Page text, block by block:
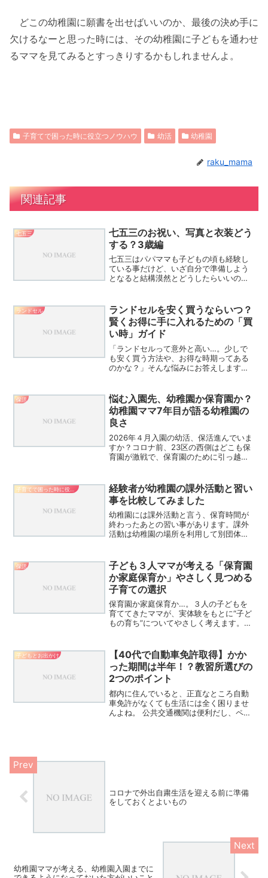
どこの幼稚園に願書を出せばいいのか、最後の決め手に
欠けるなーと思った時には、その幼稚園に子どもを通わせ
るママを見てみるとすっきりするかもしれませんよ。
子育てで困った時に役立つノウハウ 幼活 幼稚園
raku_mama
関連記事
七五三
七五三のお祝い、写真と衣装どう
する？3歳編
七五三はパパママも子どもの頃も経験し
ている事だけど、いざ自分で準備しよう
となると結構漠然とどうしたらいいのか
です。お金をかけたらいいかと言うとそ
うでもないのが主役が3...
ランドセル
ランドセルを安く買うならいつ？
賢くお得に手に入れるための「買
い時」ガイド
「ランドセルって意外と高い…。少しで
も安く買う方法や、お得な時期ってある
のかな？」そんな悩みにお答えします。
法最大半額も！「アウトレット」を狙う
時期とおすすめメーカー...
保活
悩む入園先、幼稚園か保育園か？
幼稚園ママ7年目が語る幼稚園の
良さ
2026年４月入園の幼活、保活進んでいま
すか？コロナ前、23区の西側はどこも保
育園が激戦で、保育園のために引っ越す
園に入れる時代がやってきました。社会
も変わりました。...
経験者が幼稚園の課外活動と習い
事を比較してみました
幼稚園には課外活動と言う、保育時間が
終わったあとの習い事があります。課外
活動は幼稚園の場所を利用して別団体が
数が参加します。そこで、幼稚園を4年間
経験した筆者が課外活動...
保活
子ども３人ママが考える「保育園
か家庭保育か」やさしく見つめる
子育ての選択
保育園か家庭保育か…。３人の子どもを
育ててきたママが、実体験をもとに“子ど
もの育ち”についてやさしく考えます。社
子どもとお出かけ
【40代で自動車免許取得】かか
った期間は半年！？教習所選びの
2つのポイント
都内に住んでいると、正直なところ自動
車免許がなくても生活には全く困りませ
んよね。 公共交通機関は便利だし、ペー
コロナで外出自粛生活を迎える前に準備
をしておくとよいもの
幼稚園ママが考える、幼稚園入園までに